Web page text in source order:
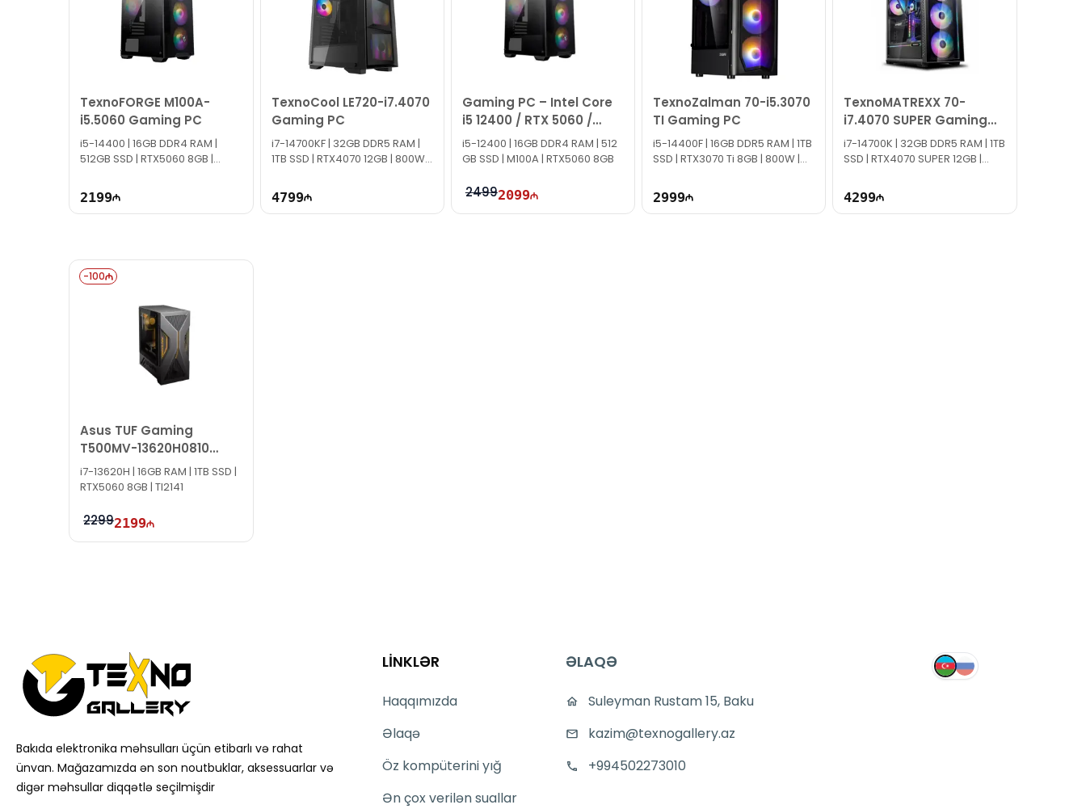
Seçim etməkdə məsləhətə ehtiyacınız varsa təcrübəli mütəxəssislərimiz hər gün 10:00-19:00 saatlarında aktivdir.
Gaming PC – Intel Core i5 14400F / RTX 5060 / 16GB / 1TB modeli ilə bağlı bütün suallarınızı saytımızın canlı dəstək xəttində cavablandırmağa hər
daim hazırıq.
İş saatlarından kənar vaxtlarda əlaqə qurmaq üçün email ilə qeydiyyat edə və ya WhatsApp nömrəmizə mesaj göndərə bilərsiniz.
Bizə maraq göstərdiyiniz üçün təşəkkür edirik!
TexnoFORGE M100A-
i5.5060 Gaming PC
i5-14400 | 16GB DDR4 RAM |
512GB SSD | RTX5060 8GB |
2199
TexnoCool LE720-i7.4070
Gaming PC
i7-14700KF | 32GB DDR5 RAM |
1TB SSD | RTX4070 12GB | 800W |
4799
Gaming PC – Intel Core
i5 12400 / RTX 5060 /
16GB / 512GB
i5-12400 | 16GB DDR4 RAM | 512
GB SSD | M100A | RTX5060 8GB
24992099
TexnoZalman 70-i5.3070
TI Gaming PC
i5-14400F | 16GB DDR5 RAM | 1TB
SSD | RTX3070 Ti 8GB | 800W |
2999
TexnoMATREXX 70-
i7.4070 SUPER Gaming
PC
i7-14700K | 32GB DDR5 RAM | 1TB
SSD | RTX4070 SUPER 12GB |
4299
-100
Asus TUF Gaming
T500MV-13620H0810
90PF05H2-M00X80
i7-13620H | 16GB RAM | 1TB SSD |
RTX5060 8GB | TI2141
22992199
Bakıda elektronika məhsulları üçün etibarlı və rahat
ünvan. Mağazamızda ən son noutbuklar, aksessuarlar və
digər məhsullar diqqətlə seçilmişdir
LİNKLƏR
Haqqımızda
Əlaqə
Öz kompüterini yığ
Ən çox verilən suallar
ƏLAQƏ
Suleyman Rustam 15, Baku
kazim@texnogallery.az
+994502273010